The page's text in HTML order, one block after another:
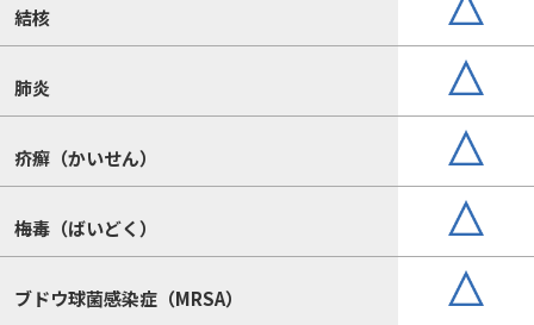
結核
肺炎
疥癬（かいせん）
梅毒（ばいどく）
ブドウ球菌感染症（MRSA）